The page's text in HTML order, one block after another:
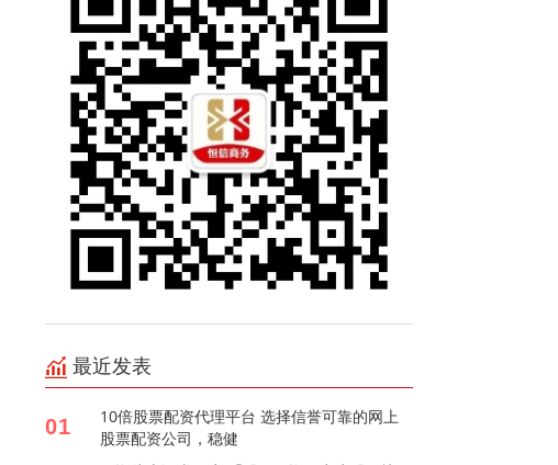
最近发表
01
10倍股票配资代理平台 选择信誉可靠的网上
股票配资公司，稳健